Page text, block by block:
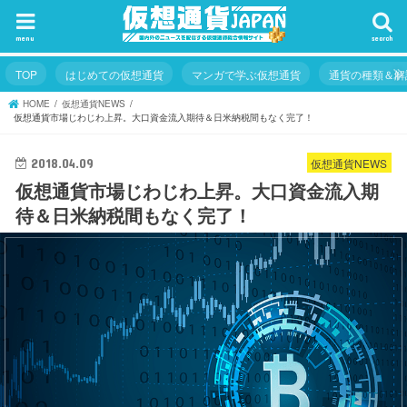
search
menu
TOP はじめての仮想通貨 マンガで学ぶ仮想通貨 通貨の種類＆
HOME
仮想通貨NEWS
仮想通貨市場じわじわ上昇。大口資金流入期待＆日米納税間もなく完了！
仮想通貨NEWS
2018.04.09
仮想通貨市場じわじわ上昇。大口資金流入期
待＆日米納税間もなく完了！